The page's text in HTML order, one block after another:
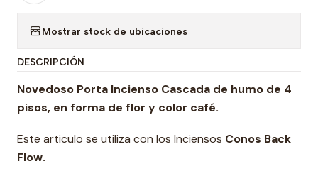
Mostrar stock de ubicaciones
DESCRIPCIÓN
Novedoso Porta Incienso Cascada de humo de 4
pisos, en forma de flor y color café.
Este articulo se utiliza con los Inciensos Conos Back
Flow.